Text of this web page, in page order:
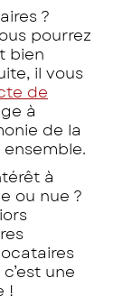
?
pourrez
bien
il vous
de
à
de la
à
ou nue ?
une
!